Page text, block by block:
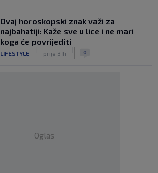
Ovaj horoskopski znak važi za
najbahatiji: Kaže sve u lice i ne mari
koga će povrijediti
LIFESTYLE prije 3 h 0
Oglas